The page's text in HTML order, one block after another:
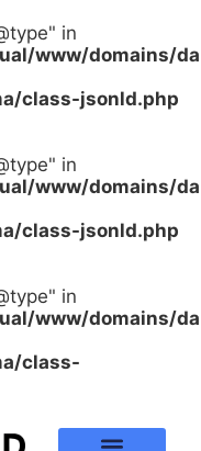
in
www/domains/
class-jsonld.php
in
www/domains/
class-jsonld.php
in
www/domains/
class-